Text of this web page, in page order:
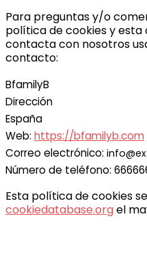
Para preguntas y/o
política de cookies y
contacta con nosotros
contacto:
BfamilyB
Dirección
España
Web: https://bfamilyb.com
Correo electrónico: info@
Número de teléfono:
Esta política de cookies
cookiedatabase.orgel